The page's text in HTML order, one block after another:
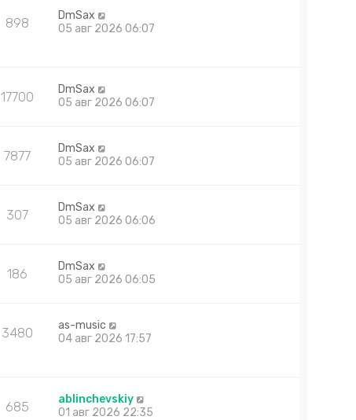
898
DmSax
05 авг 2026 06:07
17700
DmSax
05 авг 2026 06:07
7877
DmSax
05 авг 2026 06:07
307
DmSax
05 авг 2026 06:06
186
DmSax
05 авг 2026 06:05
3480
as-music
04 авг 2026 17:57
685
ablinchevskiy
01 авг 2026 22:35